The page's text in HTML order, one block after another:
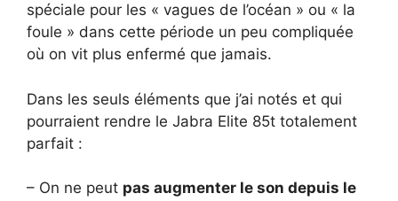
spéciale pour les « vagues de l’océan » ou « la
foule » dans cette période un peu compliquée
où on vit plus enfermé que jamais.
Dans les seuls éléments que j’ai notés et qui
pourraient rendre le Jabra Elite 85t totalement
parfait :
– On ne peut pas augmenter le son depuis le